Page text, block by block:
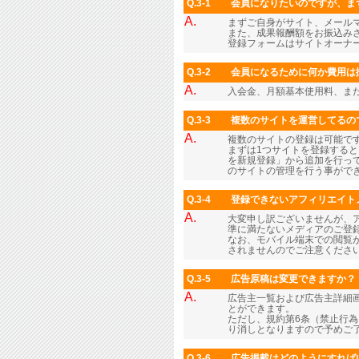
Q.3-1 会員になりたいのですが、
A.
まずご自身がサイト、メール
また、成果報酬額をお振込み
登録フォームはサイトオーナ
Q.3-2 会員になるために何か費用
A. 入会金、月額基本使用料、ま
Q.3-3 複数のサイトを運営してる
A.
複数のサイトの登録は可能で
まずは1つサイトを登録する
を新規登録」から追加を行っ
のサイトの管理を行う事がで
Q.3-4 登録できないアフィリエイ
A.
大変申し訳ございませんが、
準に満たないメディアのご登
なお、モバイル端末での閲覧
されませんのでご注意くださ
Q.3-5 広告原稿は変更できますか？
A.
広告主一覧および広告主詳細
とができます。
ただし、規約第6条（禁止行
り消しとなりますので予めご